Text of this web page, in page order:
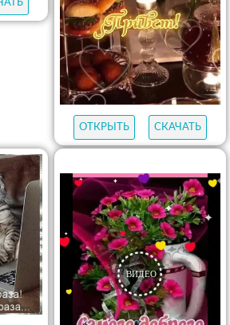
ОТКРЫТЬ СКАЧАТЬ